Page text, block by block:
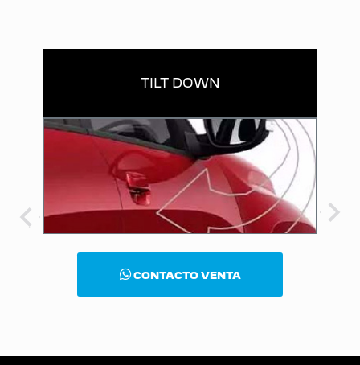
TILT DOWN
CONTACTO VENTA